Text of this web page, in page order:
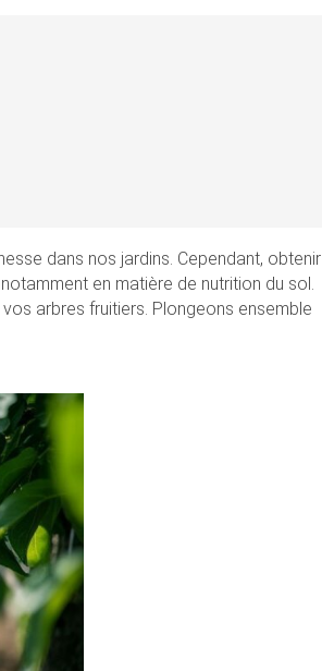
dans nos jardins. Cependant, obtenir
en matière de nutrition du sol.
arbres fruitiers. Plongeons ensemble